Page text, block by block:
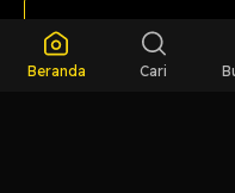
LIHAT
Beranda
Cari